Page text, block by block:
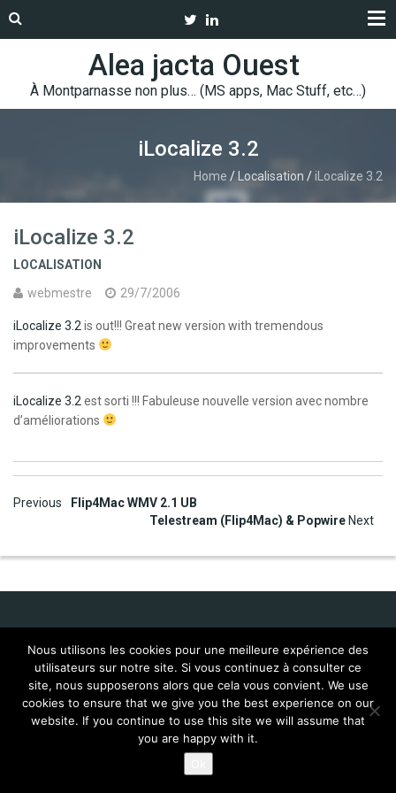
Alea jacta Ouest
À Montparnasse non plus… (MS apps, Mac Stuff, etc…)
iLocalize 3.2
Home / Localisation /iLocalize 3.2
iLocalize 3.2
LOCALISATION
webmestre
29/7/2006
iLocalize 3.2 is out!!! Great new version with tremendous
improvements
iLocalize 3.2 est sorti !!! Fabuleuse nouvelle version avec nombre
d’améliorations
Post
Previous
Flip4Mac WMV 2.1 UB
Telestream (Flip4Mac) & Popwire Next
Idol Corporate
FAQ Mac:WMP 9 (français)
Localisations
Mac:WMP9 for Mac FAQ
Scripts
Alea jacta Ouest , All rights reserved
Nous utilisons les cookies pour une meilleure expérience des
utilisateurs sur notre site. Si vous continuez à consulter ce
site, nous supposerons alors que cela vous convient. We use
cookies to ensure that we give you the best experience on our
website. If you continue to use this site we will assume that
you are happy with it.